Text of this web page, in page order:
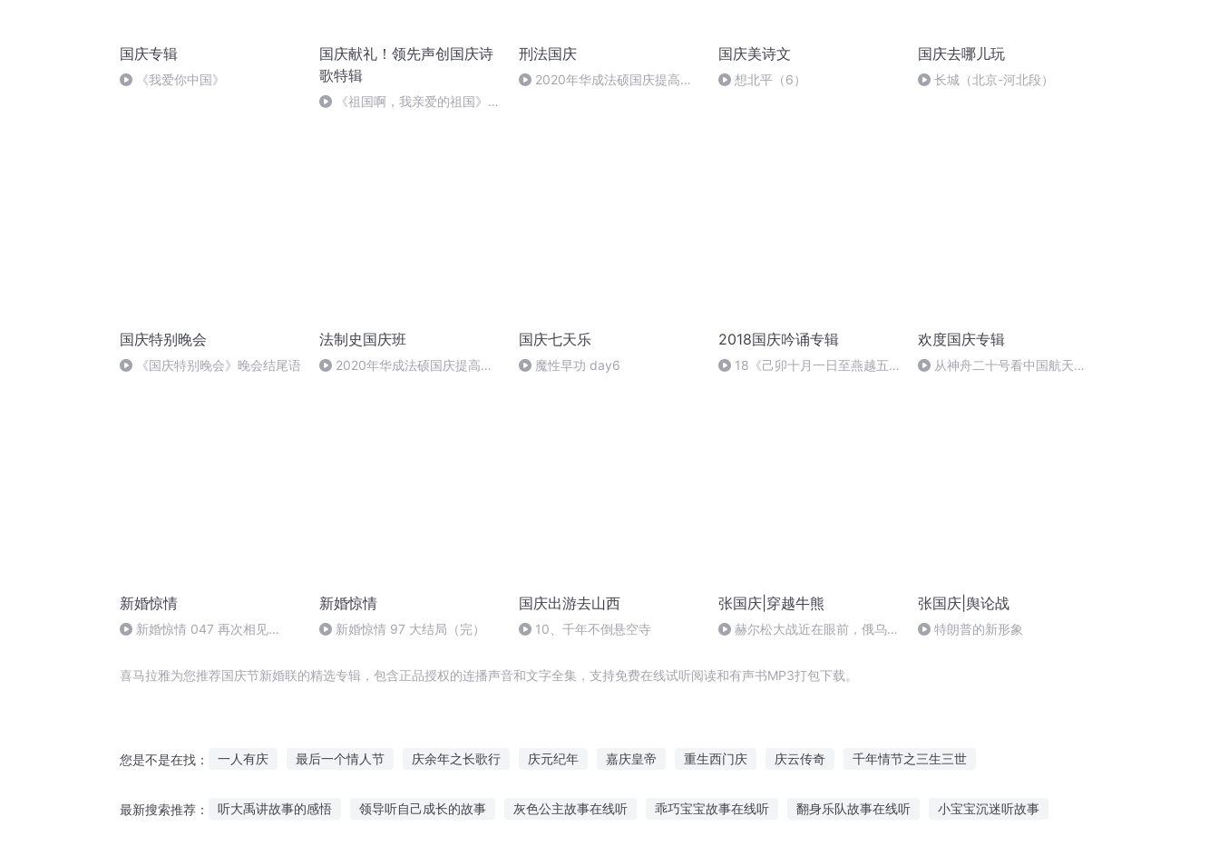
国庆专辑
《我爱你中国》
国庆献礼！领先声创国庆诗
歌特辑
《祖国啊，我亲爱的祖国》温
刑法国庆
2020年华成法硕国庆提高班
国庆美诗文
想北平（6）
国庆去哪儿玩
长城（北京-河北段）
国庆特别晚会
《国庆特别晚会》晚会结尾语
法制史国庆班
2020年华成法硕国庆提高班
国庆七天乐
魔性早功 day6
2018国庆吟诵专辑
18《己卯十月一日至燕越五
欢度国庆专辑
从神舟二十号看中国航天
新婚惊情
新婚惊情 047 再次相见
新婚惊情
新婚惊情 97 大结局（完）
国庆出游去山西
10、千年不倒悬空寺
张国庆|穿越牛熊
赫尔松大战近在眼前，俄乌冲
张国庆|舆论战
特朗普的新形象
喜马拉雅为您推荐国庆节新婚联的精选专辑，包含正品授权的连播声音和文字全集，支持免费在线试听阅读和有声书MP3打包下载。
您是不是在找： 一人有庆 最后一个情人节 庆余年之长歌行 庆元纪年 嘉庆皇帝 重生西门庆 庆云传奇 千年情节之三生三世
最新搜索推荐： 听大禹讲故事的感悟 领导听自己成长的故事 灰色公主故事在线听 乖巧宝宝故事在线听 翻身乐队故事在线听 小宝宝沉迷听故事